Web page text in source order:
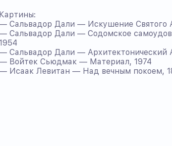
Картины:
Сальвадор Дали — Искушение Святого
Сальвадор Дали — Содомское
Сальвадор Дали — Архитектонический
Войтек Сьюдмак — Материал, 1974
Исаак Левитан — Над вечным покоем,